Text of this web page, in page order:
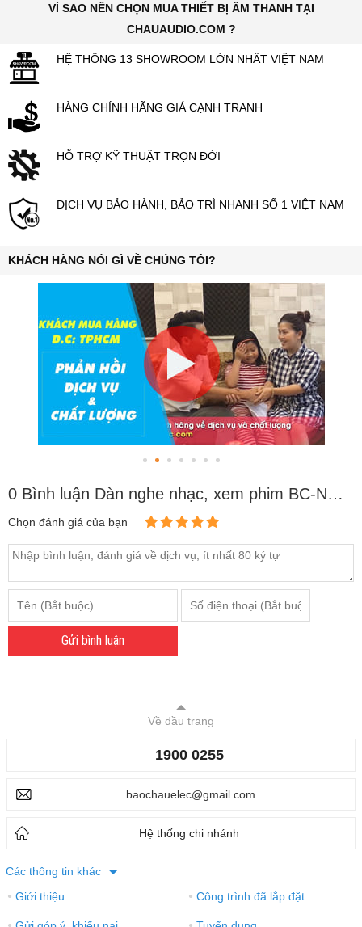
VÌ SAO NÊN CHỌN MUA THIẾT BỊ ÂM THANH TẠI
CHAUAUDIO.COM ?
HỆ THỐNG 13 SHOWROOM LỚN NHẤT VIỆT NAM
HÀNG CHÍNH HÃNG GIÁ CẠNH TRANH
HỖ TRỢ KỸ THUẬT TRỌN ĐỜI
DỊCH VỤ BẢO HÀNH, BẢO TRÌ NHANH SỐ 1 VIỆT NAM
KHÁCH HÀNG NÓI GÌ VỀ CHÚNG TÔI?
0 Bình luận Dàn nghe nhạc, xem phim BC-NNXP06 (20m2)
Chọn đánh giá của bạn
Gửi bình luận
Về đầu trang
1900 0255
baochauelec@gmail.com
Hệ thống chi nhánh
Các thông tin khác
● Giới thiệu ● Công trình đã lắp đặt